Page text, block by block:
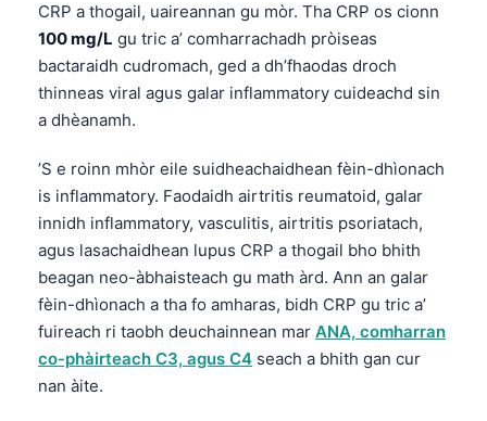
CRP a thogail, uaireannan gu mòr. Tha CRP os cionn
100 mg/L gu tric a’ comharrachadh pròiseas
bactaraidh cudromach, ged a dh’fhaodas droch
thinneas viral agus galar inflammatory cuideachd sin
a dhèanamh.
’S e roinn mhòr eile suidheachaidhean fèin-dhìonach
is inflammatory. Faodaidh airtritis reumatoid, galar
innidh inflammatory, vasculitis, airtritis psoriatach,
agus lasachaidhean lupus CRP a thogail bho bhith
beagan neo-àbhaisteach gu math àrd. Ann an galar
fèin-dhìonach a tha fo amharas, bidh CRP gu tric a’
fuireach ri taobh deuchainnean mar ANA, comharran
co-phàirteach C3, agus C4 seach a bhith gan cur
nan àite.